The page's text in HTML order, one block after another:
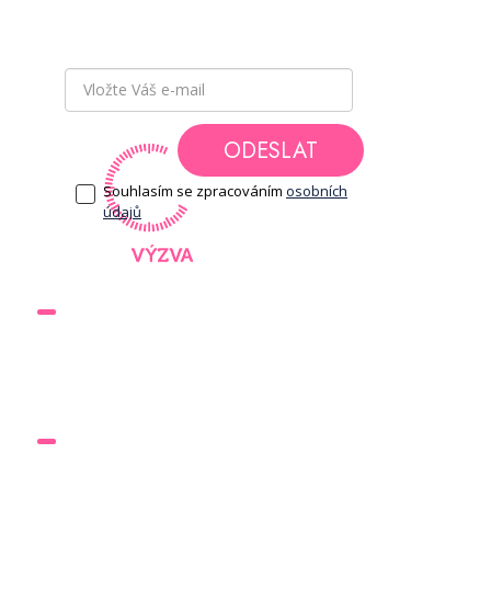
ODESLAT
Souhlasím se zpracováním osobních
údajů